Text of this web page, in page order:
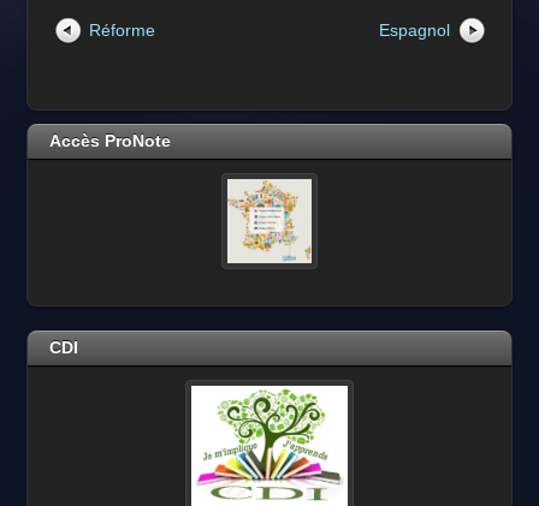
Réforme Espagnol
Accès ProNote
CDI